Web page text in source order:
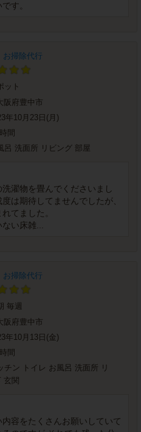
す。
お掃除代行
ット
阪府豊中市
年10月23日(月)
間
呂 洗面所 リビング 部屋
濯物を畳んでくださいまし
は期待してませんでしたが、
てました。
い床雑...
お掃除代行
毎週
阪府豊中市
年10月13日(金)
間
チン トイレ お風呂 洗面所 リ
玄関
容をたくさんお願いしていて